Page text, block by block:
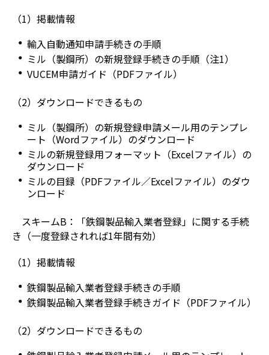
（1）掲載情報
輸入自動通知申請手続きの手順
ミル（製鋼所）の新規登録手続きの手順（注1）
VUCEM申請ガイド（PDFファイル）
（2）ダウンロードできるもの
ミル（製鋼所）の新規登録申請メール用のテンプレ
ート（Wordファイル）のダウンロード
ミルの新規登録用フォーマット（Excelファイル）の
ダウンロード
ミルの目録（PDFファイル／Excelファイル）のダウ
ンロード
スキームB：「鉄鋼製品輸入業者登録」に関する手続
き（一度登録されれば1年間有効）
（1）掲載情報
鉄鋼製品輸入業者登録手続きの手順
鉄鋼製品輸入業者登録手続きガイド（PDFファイル）
（2）ダウンロードできるもの